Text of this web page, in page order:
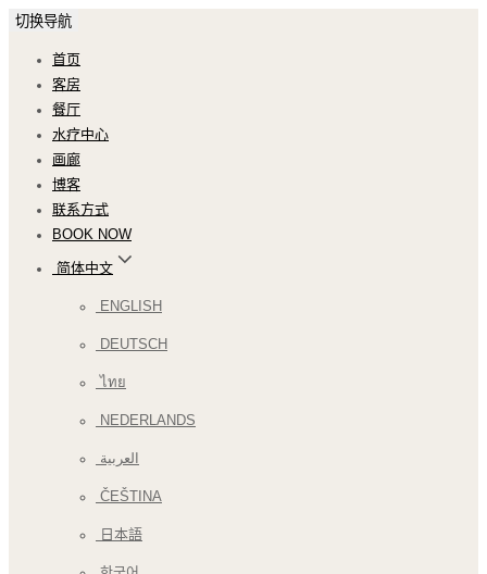
切换导航
首页
客房
餐厅
水疗中心
画廊
博客
联系方式
BOOK NOW
简体中文
ENGLISH
DEUTSCH
ไทย
NEDERLANDS
العربية
ČEŠTINA
日本語